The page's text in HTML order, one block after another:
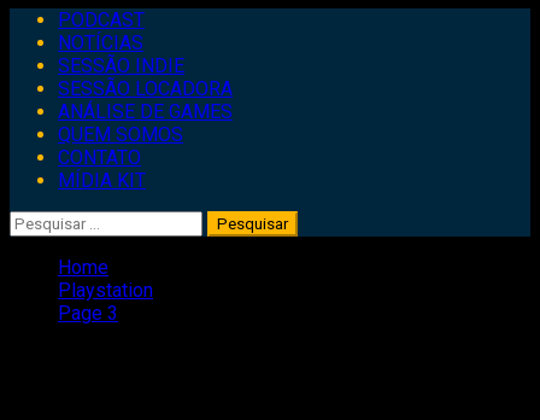
Primary
Menu
PODCAST
NOTÍCIAS
SESSÃO INDIE
SESSÃO LOCADORA
ANÁLISE DE GAMES
QUEM SOMOS
CONTATO
MÍDIA KIT
Pesquisar
por:
Home
Playstation
Page 3